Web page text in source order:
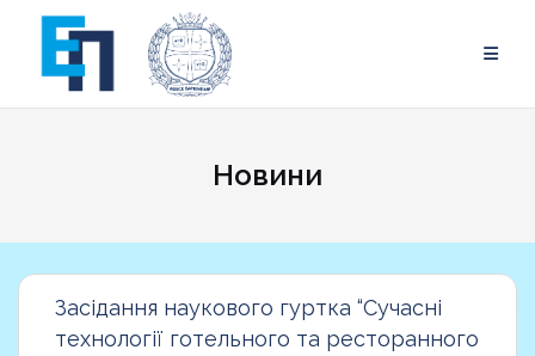
content
Новини
Новини
Засідання наукового гуртка “Сучасні
технології готельного та ресторанного